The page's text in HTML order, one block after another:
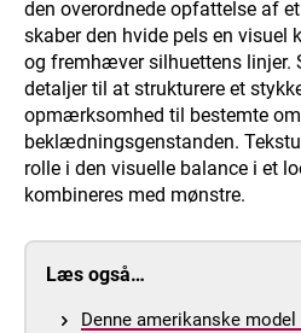
den overordnede opfattelse af
skaber den hvide pels en visuel
og fremhæver silhuettens linjer.
detaljer til at strukturere et
opmærksomhed til bestemte
beklædningsgenstanden.
rolle i den visuelle balance i et
kombineres med mønstre.
Læs også…
Denne amerikanske